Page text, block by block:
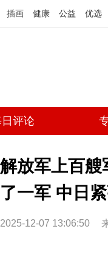
插画 健康 公益 优选
评论
解放军上百艘
了一军 中日
2025-12-07 13:06:50